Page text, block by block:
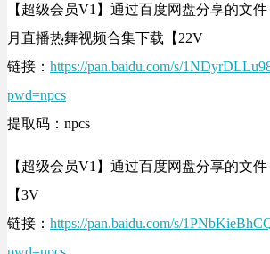
【超级会员V1】通过百度网盘分享的文
月直播热舞视频合集下载【22V
链接： https://pan.baidu.com/s/
pwd=npcs
提取码：npcs
【超级会员V1】通过百度网盘分享的文件
【3V
链接： https://pan.baidu.com/s/